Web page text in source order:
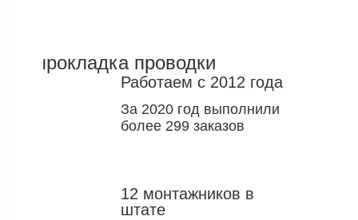
Работаем с 2012 года
За 2020 год выполнили
более 299 заказов
12 монтажников в
штате